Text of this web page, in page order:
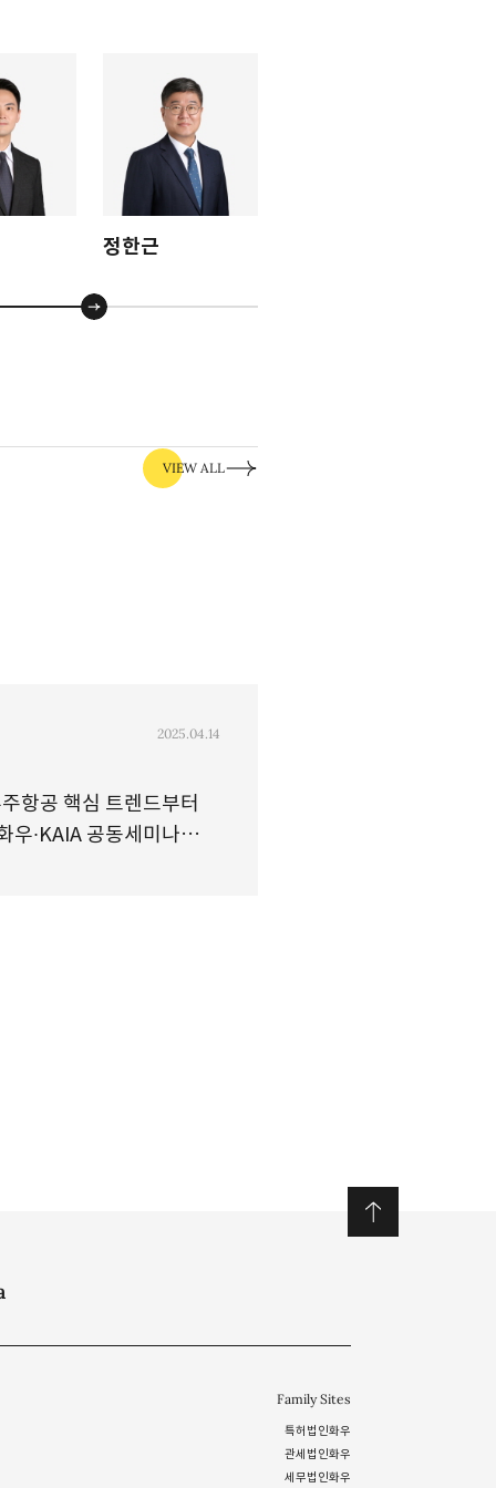
정한근
2025.04.14
항공 핵심 트렌드부터
우∙KAIA 공동세미나
VIEW ALL
Family Sites
특허법인화우
관세법인화우
세무법인화우